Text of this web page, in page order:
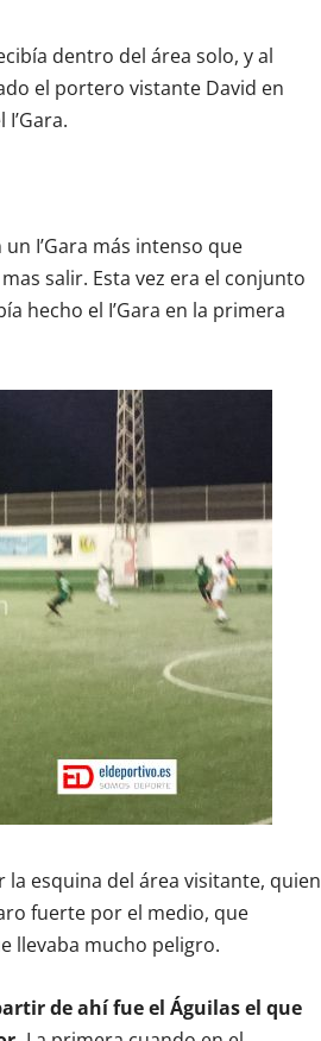
dentro del área solo, y al
el portero vistante David en
I’Gara más intenso que
salir. Esta vez era el conjunto
hecho el I’Gara en la primera
esquina del área visitante, quien
fuerte por el medio, que
llevaba mucho peligro.
de ahí fue el Águilas el que